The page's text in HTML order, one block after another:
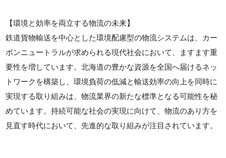
【環境と効率を両立する物流の未来】
鉄道貨物輸送を中心とした環境配慮型の物流システムは、カー
ボンニュートラルが求められる現代社会において、ますます重
要性を増しています。北海道の豊かな資源を全国へ届けるネッ
トワークを構築し、環境負荷の低減と輸送効率の向上を同時に
実現する取り組みは、物流業界の新たな標準となる可能性を秘
めています。持続可能な社会の実現に向けて、物流のあり方を
見直す時代において、先進的な取り組みが注目されています。